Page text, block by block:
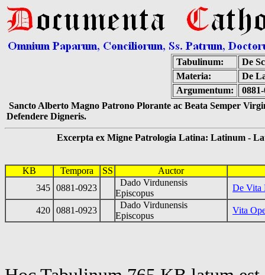
Tabulinum:
De
Materia:
De
Argumentum:
Sancto Alberto Magno Patrono Plorante ac Beata Semper
Defendere Digneris.
Excerpta ex Migne Patrologia Latina: Latinum -
KB Tempora SS
Auctor
345 0881-0923
Dado Virdunensis
Episcopus
De Vita
420 0881-0923
Dado Virdunensis
Episcopus
Vita